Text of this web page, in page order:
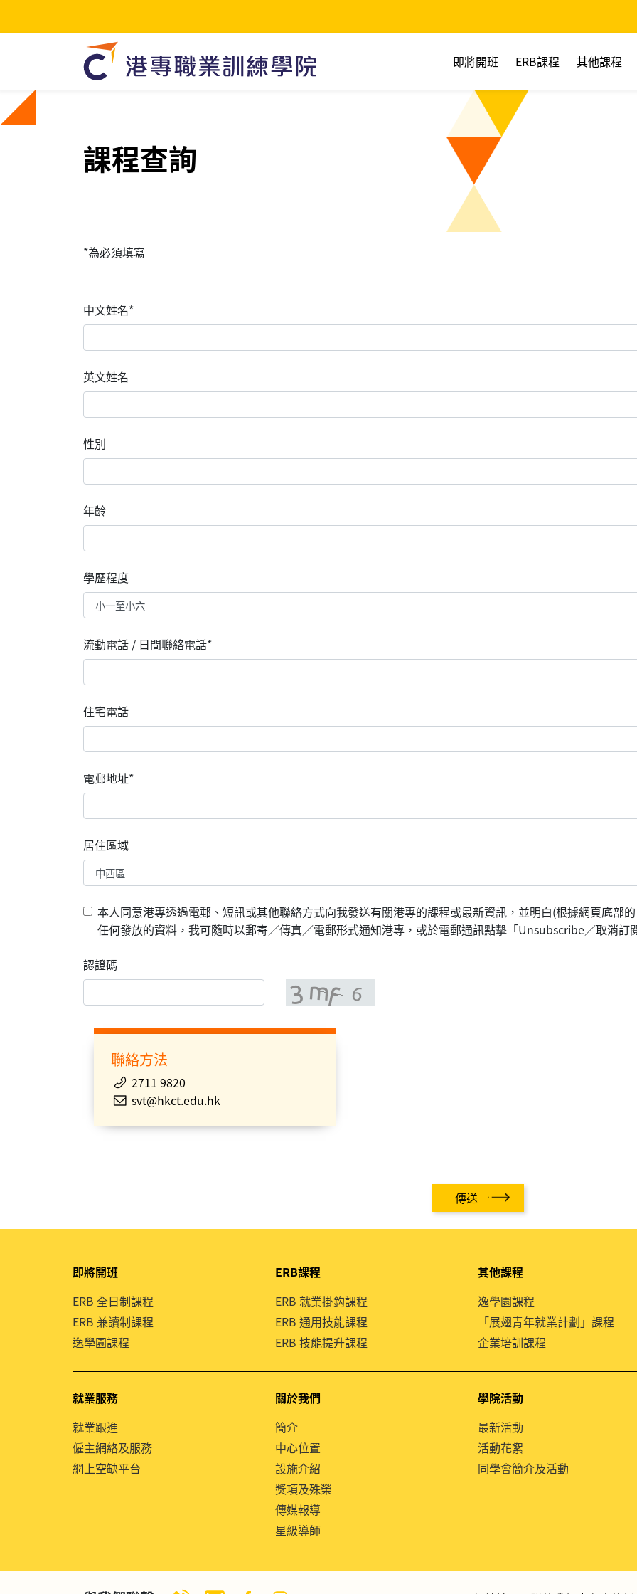
即將開班 ERB課程 其他課程
課程查詢
*為必須填寫
中文姓名*
英文姓名
性別
年齡
學歷程度
流動電話 / 日間聯絡電話*
住宅電話
電郵地址*
居住區域
本人同意港專透過電郵、短訊或其他聯絡方式向我發送有關港專的課程或最新資訊，並明白(根據網頁底部
任何發放的資料，我可隨時以郵寄／傳真／電郵形式通知港專，或於電郵通訊點擊「Unsubscribe／取消訂
認證碼
聯絡方法
2711 9820
svt@hkct.edu.hk
傳送
即將開班
ERB 全日制課程
ERB 兼讀制課程
逸學園課程
ERB課程
ERB 就業掛鈎課程
ERB 通用技能課程
ERB 技能提升課程
其他課程
逸學園課程
「展翅青年就業計劃」課程
企業培訓課程
就業服務
就業跟進
僱主網絡及服務
網上空缺平台
關於我們
簡介
中心位置
設施介紹
獎項及殊榮
傳媒報導
星級導師
學院活動
最新活動
活動花絮
同學會簡介及活動